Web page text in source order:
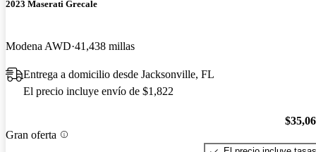
2023 Maserati Grecale
Modena AWD 41,438 millas
Entrega a domicilio desde Jacksonville, FL
El precio incluye envío de $1,822
Gran oferta